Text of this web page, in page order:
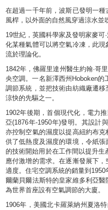
在超過一千年前，波斯已發明一
風桿，以外面的自然風穿過涼水並
19世紀，英國科學家及發明家麥可
化某種氣體可以將空氣冷凍，此
流於理論化。
1842年，佛羅里達州醫生約翰·哥
央空調。一名新澤西州Hoboken
調節系統，並把技術由紡織廠遷
涼快的先驅之一。
1902年後期，首個現代化，電力
亞(1876年-1950年)發明。其設計
亦控制空氣的濕度以提高紐約布
供了低熱度及濕度的環境，令紙
的技術開始用於在工作間以提升
應付激增的需求。在逐漸發展下
適度。住宅空調系統的銷量到
爾蘭貝爾法斯特的皇家維多利亞
為世界首座設有空氣調節的大廈。
1906年，美國北卡羅萊納州夏洛